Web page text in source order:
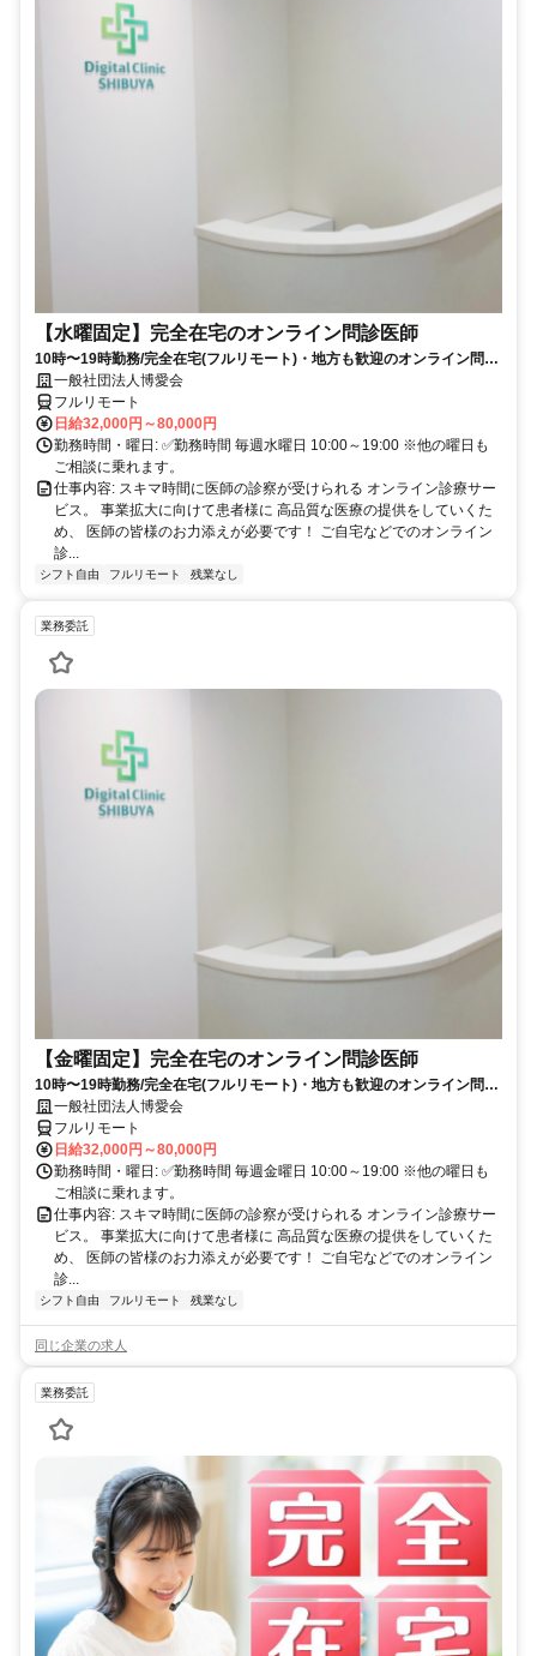
【水曜固定】完全在宅のオンライン問診医師
10時〜19時勤務/完全在宅(フルリモート)・地方も歓迎のオンライン問診
業務一般社団法人博愛会
フルリモート
日給32,000円～80,000円
勤務時間・曜日: ✅勤務時間 毎週水曜日 10:00～19:00 ※他の曜日も
ご相談に乗れます。
仕事内容: スキマ時間に医師の診察が受けられる オンライン診療サー
ビス。 事業拡大に向けて患者様に 高品質な医療の提供をしていくた
め、 医師の皆様のお力添えが必要です！ ご自宅などでのオンライン
診...
シフト自由 フルリモート 残業なし
業務委託
【金曜固定】完全在宅のオンライン問診医師
10時〜19時勤務/完全在宅(フルリモート)・地方も歓迎のオンライン問診
業務一般社団法人博愛会
フルリモート
日給32,000円～80,000円
勤務時間・曜日: ✅勤務時間 毎週金曜日 10:00～19:00 ※他の曜日も
ご相談に乗れます。
仕事内容: スキマ時間に医師の診察が受けられる オンライン診療サー
ビス。 事業拡大に向けて患者様に 高品質な医療の提供をしていくた
め、 医師の皆様のお力添えが必要です！ ご自宅などでのオンライン
診...
シフト自由 フルリモート 残業なし
同じ企業の求人
業務委託